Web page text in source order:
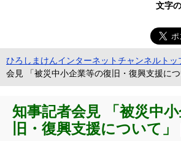
文字
ひろしまけんインターネットチャンネルトッ
会見 「被災中小企業等の復旧・復興支援に
知事記者会見 「被災中
旧・復興支援について